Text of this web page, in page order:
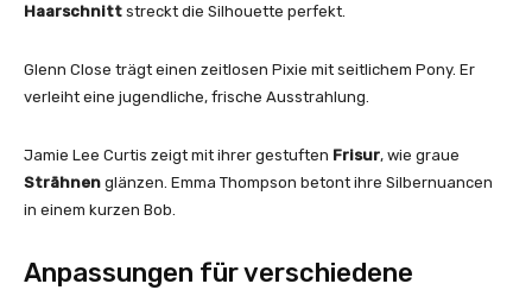
Haarschnitt streckt die Silhouette perfekt.
Glenn Close trägt einen zeitlosen Pixie mit seitlichem Pony. Er
verleiht eine jugendliche, frische Ausstrahlung.
Jamie Lee Curtis zeigt mit ihrer gestuften Frisur, wie graue
Strähnen glänzen. Emma Thompson betont ihre Silbernuancen
in einem kurzen Bob.
Anpassungen für verschiedene